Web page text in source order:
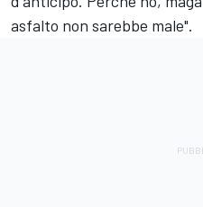
asfalto non sarebbe male".